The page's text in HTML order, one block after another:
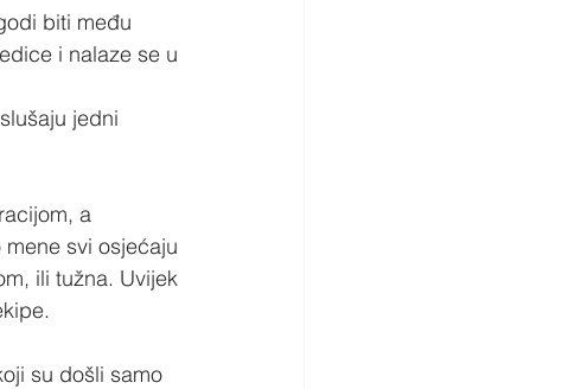
biti među
i nalaze se u
jedni
a
svi osjećaju
ili tužna. Uvijek
su došli samo